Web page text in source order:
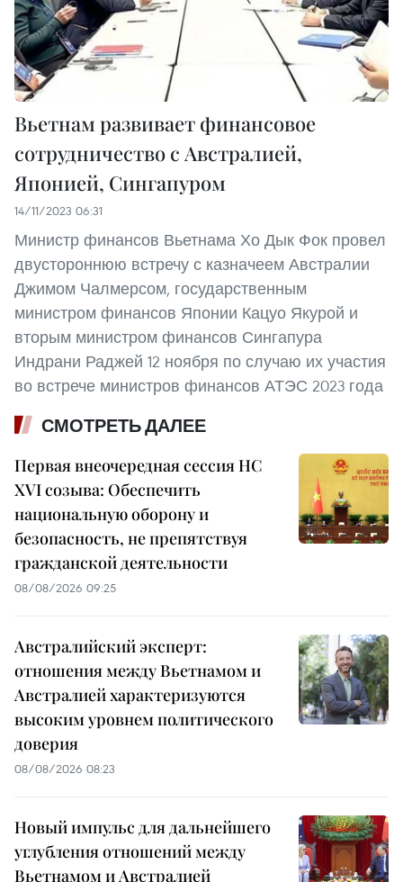
Вьетнам развивает финансовое
сотрудничество с Австралией,
Японией, Сингапуром
14/11/2023 06:31
Министр финансов Вьетнама Хо Дык Фок провел
двустороннюю встречу с казначеем Австралии
Джимом Чалмерсом, государственным
министром финансов Японии Кацуо Якурой и
вторым министром финансов Сингапура
Индрани Раджей 12 ноября по случаю их участия
во встрече министров финансов АТЭС 2023 года
СМОТРЕТЬ ДАЛЕЕ
Первая внеочередная сессия НС
XVI созыва: Обеспечить
национальную оборону и
безопасность, не препятствуя
гражданской деятельности
08/08/2026 09:25
Австралийский эксперт:
отношения между Вьетнамом и
Австралией характеризуются
высоким уровнем политического
доверия
08/08/2026 08:23
Новый импульс для дальнейшего
углубления отношений между
Вьетнамом и Австралией